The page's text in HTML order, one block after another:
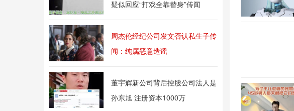
疑似回应“打戏全靠替身”传闻
周杰伦经纪公司发文否认私生子传
闻：纯属恶意造谣
董宇辉新公司背后控股公司法人是
孙东旭 注册资本1000万